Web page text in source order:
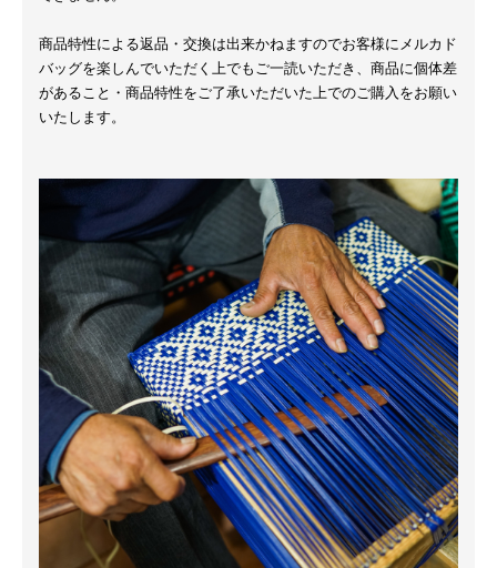
商品特性による返品・交換は出来かねますのでお客様にメルカド
バッグを楽しんでいただく上でもご一読いただき、商品に個体差
があること・商品特性をご了承いただいた上でのご購入をお願い
いたします。